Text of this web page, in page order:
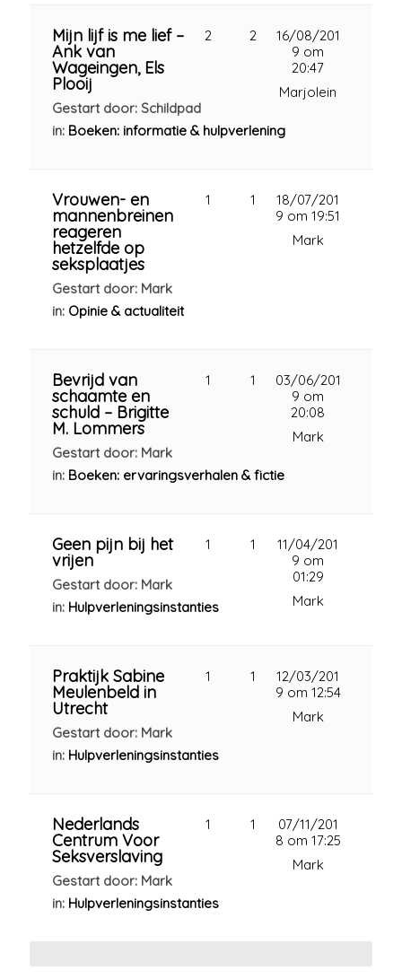
Mijn lijf is me lief –
Ank van
Wageingen, Els
Plooij
Gestart door: Schildpad
in: Boeken: informatie & hulpverlening
2 2
16/08/201
9 om
20:47
Marjolein
Vrouwen- en
mannenbreinen
reageren
hetzelfde op
seksplaatjes
Gestart door: Mark
in: Opinie & actualiteit
1 1
18/07/201
9 om 19:51
Mark
Bevrijd van
schaamte en
schuld – Brigitte
M. Lommers
Gestart door: Mark
in: Boeken: ervaringsverhalen & fictie
1 1
03/06/201
9 om
20:08
Mark
Geen pijn bij het
vrijen
Gestart door: Mark
in: Hulpverleningsinstanties
1 1
11/04/201
9 om
01:29
Mark
Praktijk Sabine
Meulenbeld in
Utrecht
Gestart door: Mark
in: Hulpverleningsinstanties
1 1
12/03/201
9 om 12:54
Mark
Nederlands
Centrum Voor
Seksverslaving
Gestart door: Mark
in: Hulpverleningsinstanties
1 1
07/11/201
8 om 17:25
Mark